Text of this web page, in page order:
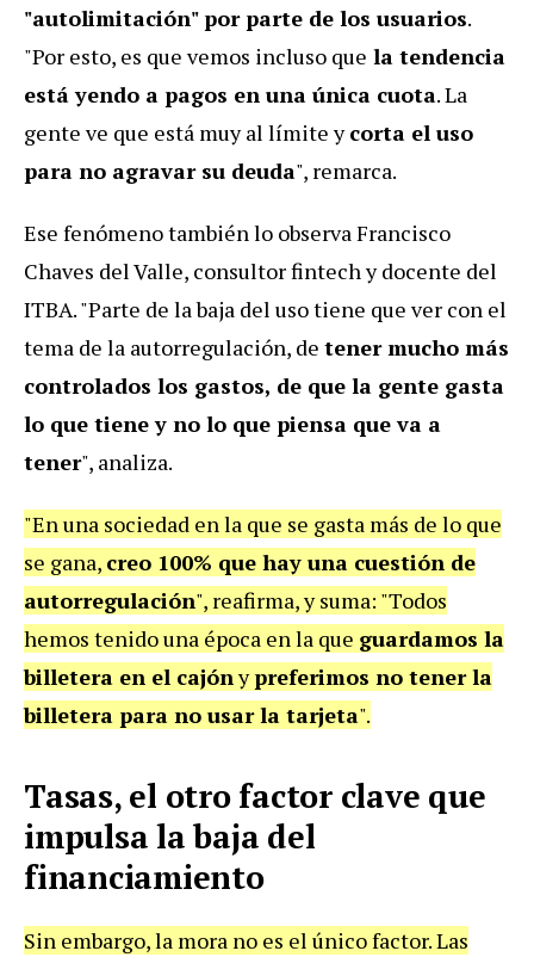
"autolimitación" por parte de los usuarios.
"Por esto, es que vemos incluso que la tendencia
está yendo a pagos en una única cuota. La
gente ve que está muy al límite ycorta el uso
para no agravar su deuda", remarca.
Ese fenómeno también lo observa Francisco
Chaves del Valle, consultor fintech y docente del
ITBA. "Parte de la baja del uso tiene que ver con el
tema de la autorregulación, de tener mucho más
controlados los gastos, de que la gente gasta
lo que tiene y no lo que piensa que va a
tener", analiza.
"En una sociedad en la que se gasta más de lo que
se gana, creo 100% que hay una cuestión de
autorregulación", reafirma, y suma: "Todos
hemos tenido una época en la que guardamos la
billetera en el cajónypreferimos no tener la
billetera para no usar la tarjeta".
Tasas, el otro factor clave que
impulsa la baja del
financiamiento
Sin embargo, la mora no es el único factor. Las